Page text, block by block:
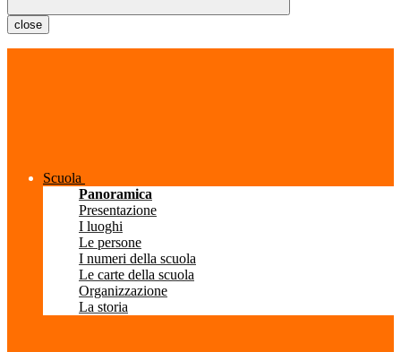
close
Scuola
Panoramica
Presentazione
I luoghi
Le persone
I numeri della scuola
Le carte della scuola
Organizzazione
La storia